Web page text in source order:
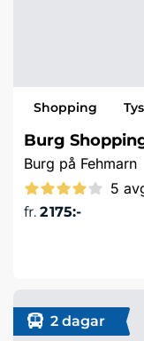
Shopping
Burg
Burg på Fehmarn
5
fr. 2 175:-
2 dagar